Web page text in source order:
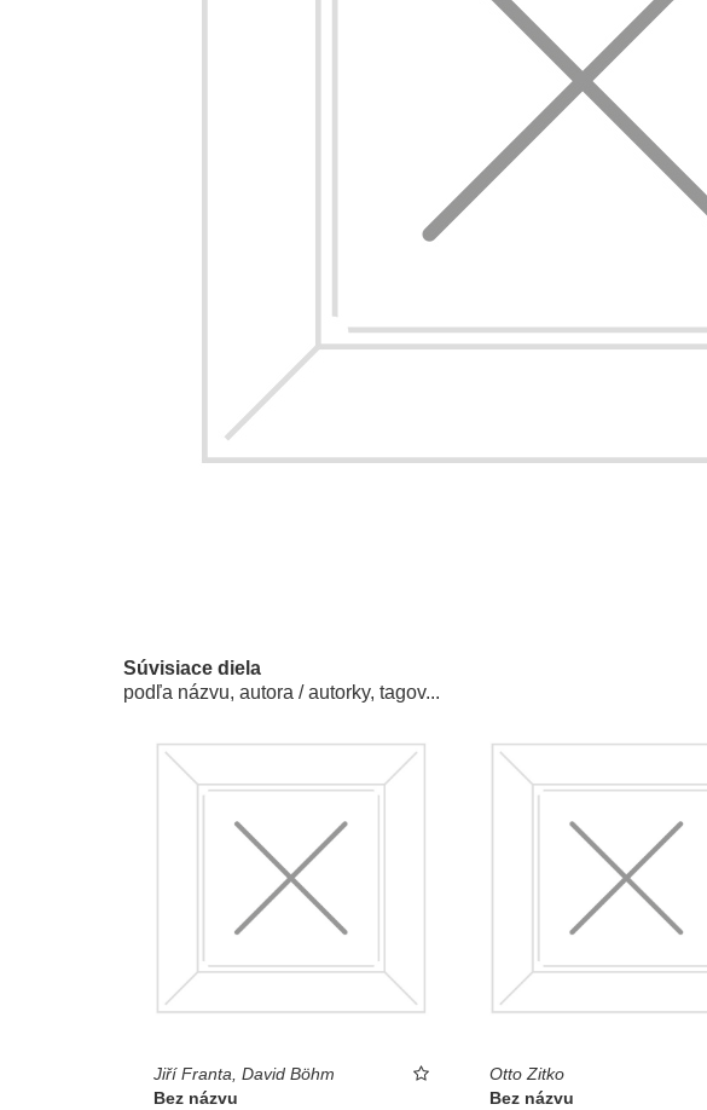
Súvisiace diela
podľa názvu, autora / autorky, tagov...
Jiří Franta, David Böhm
Bez názvu
Otto Zitko
Bez názvu